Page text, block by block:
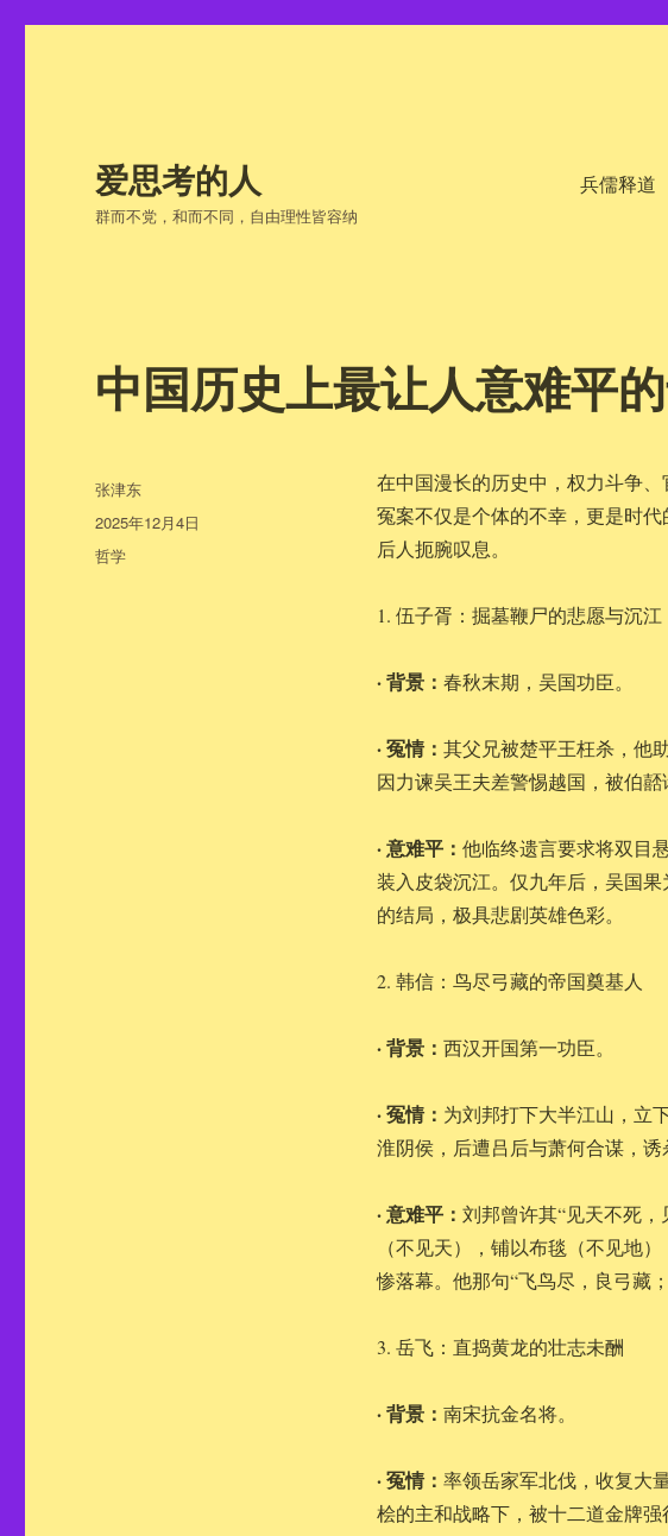
爱思考的人
群而不党，和而不同，自由理性皆容纳
兵儒释道
中国历史上最让人意难平
在中国漫长的历史中，权力斗争
冤案不仅是个体的不幸，更是时
后人扼腕叹息。
1. 伍子胥：掘墓鞭尸的悲愿与沉江
· 背景： 春秋末期，吴国功臣。
· 冤情： 其父兄被楚平王枉杀，他
因力谏吴王夫差警惕越国，被伯嚭
· 意难平： 他临终遗言要求将双目
装入皮袋沉江。仅九年后，吴国
的结局，极具悲剧英雄色彩。
2. 韩信：鸟尽弓藏的帝国奠基人
· 背景： 西汉开国第一功臣。
· 冤情： 为刘邦打下大半江山，立
淮阴侯，后遭吕后与萧何合谋，诱
· 意难平： 刘邦曾许其“见天不死
（不见天），铺以布毯（不见地
惨落幕。他那句“飞鸟尽，良弓藏
3. 岳飞：直捣黄龙的壮志未酬
· 背景： 南宋抗金名将。
· 冤情： 率领岳家军北伐，收复大
桧的主和战略下，被十二道金牌强
作
者
张津东
发
布
于
2025年12月4日
分
哲学